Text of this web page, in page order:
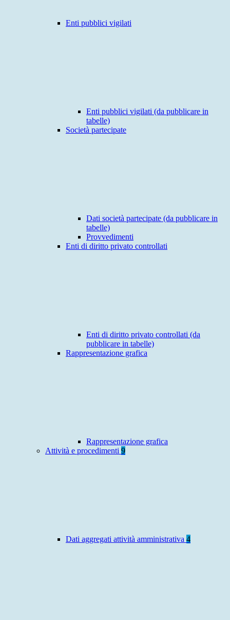
Enti pubblici vigilati
Enti pubblici vigilati (da pubblicare in
tabelle)
Società partecipate
Dati società partecipate (da pubblicare in
tabelle)
Provvedimenti
Enti di diritto privato controllati
Enti di diritto privato controllati (da
pubblicare in tabelle)
Rappresentazione grafica
Rappresentazione grafica
Attività e procedimenti 9
Dati aggregati attività amministrativa 4